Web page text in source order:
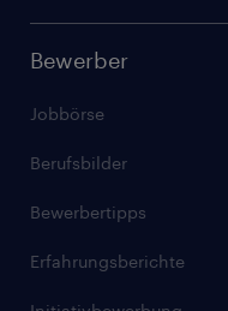
GULP Direkt
Compliance Services
GULP Corporate
Bewerber
Jobbörse
Berufsbilder
Bewerbertipps
Erfahrungsberichte